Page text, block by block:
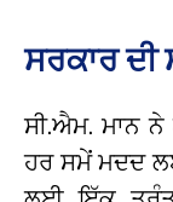
ਸਰਕਾਰ ਦੀ
ਸੀ.ਐਮ. ਮਾਨ
ਹਰ ਸਮੇਂ ਮਦਦ